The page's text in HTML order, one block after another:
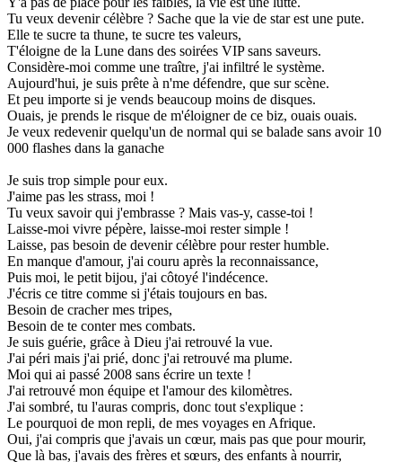
Tu veux devenir célèbre ? Sache que la vie de star est une pute.
Elle te sucre ta thune, te sucre tes valeurs,
T'éloigne de la Lune dans des soirées VIP sans saveurs.
Considère-moi comme une traître, j'ai infiltré le système.
Aujourd'hui, je suis prête à n'me défendre, que sur scène.
Et peu importe si je vends beaucoup moins de disques.
Ouais, je prends le risque de m'éloigner de ce biz, ouais ouais.
Je veux redevenir quelqu'un de normal qui se balade sans avoir 10
000 flashes dans la ganache
Je suis trop simple pour eux.
J'aime pas les strass, moi !
Tu veux savoir qui j'embrasse ? Mais vas-y, casse-toi !
Laisse-moi vivre pépère, laisse-moi rester simple !
Laisse, pas besoin de devenir célèbre pour rester humble.
En manque d'amour, j'ai couru après la reconnaissance,
Puis moi, le petit bijou, j'ai côtoyé l'indécence.
J'écris ce titre comme si j'étais toujours en bas.
Besoin de cracher mes tripes,
Besoin de te conter mes combats.
Je suis guérie, grâce à Dieu j'ai retrouvé la vue.
J'ai péri mais j'ai prié, donc j'ai retrouvé ma plume.
Moi qui ai passé 2008 sans écrire un texte !
J'ai retrouvé mon équipe et l'amour des kilomètres.
J'ai sombré, tu l'auras compris, donc tout s'explique :
Le pourquoi de mon repli, de mes voyages en Afrique.
Oui, j'ai compris que j'avais un cœur, mais pas que pour mourir,
Que là bas, j'avais des frères et sœurs, des enfants à nourrir,